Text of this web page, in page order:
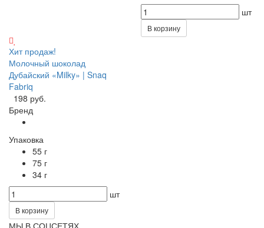
шт
В корзину
Хит продаж!
Молочный шоколад
Дубайский «Milky» | Snaq
Fabriq
198 руб.
Бренд
Упаковка
55 г
75 г
34 г
шт
В корзину
МЫ В СОЦСЕТЯХ